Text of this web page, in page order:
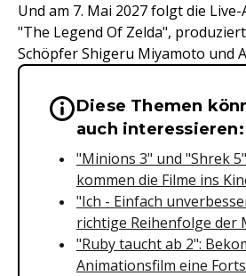
Und am 7. Mai 2027 folgt die
"The Legend Of Zelda",
Schöpfer Shigeru Miyamoto und
Wichtige Hinweise
Diese Themen
auch interessieren:
"Minions 3" und "Shrek
kommen die Filme ins
"Ich - Einfach
richtige Reihenfolge der
"Ruby taucht ab 2":
Animationsfilm eine